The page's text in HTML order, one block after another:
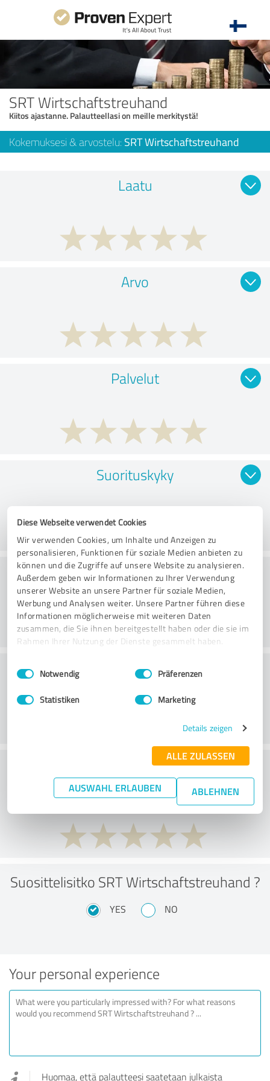
Diese Webseite verwendet Cookies
Wir verwenden Cookies, um Inhalte und Anzeigen zu
personalisieren, Funktionen für soziale Medien anbieten zu
können und die Zugriffe auf unsere Website zu analysieren.
Außerdem geben wir Informationen zu Ihrer Verwendung
unserer Website an unsere Partner für soziale Medien,
Werbung und Analysen weiter. Unsere Partner führen diese
Informationen möglicherweise mit weiteren Daten
zusammen, die Sie ihnen bereitgestellt haben oder die sie im
Rahmen Ihrer Nutzung der Dienste gesammelt haben.
Impressum Datenschutzbestimmungen
Einwilligungsauswahl
Notwendig Präferenzen
Statistiken Marketing
Details zeigen
ALLE ZULASSEN
AUSWAHL ERLAUBEN ABLEHNEN
SRT Wirtschaftstreuhand
Kiitos ajastanne. Palautteellasi on meille merkitystä!
Kokemuksesi & arvostelu: SRT Wirtschaftstreuhand
Laatu
Arvo
Palvelut
Suorituskyky
Konsultointi
Asiakaspalvelu
What do you think of the price to
performance ratio?
Suosittelisitko SRT Wirtschaftstreuhand ?
YES NO
Your personal experience
Huomaa, että palautteesi saatetaan julkaista